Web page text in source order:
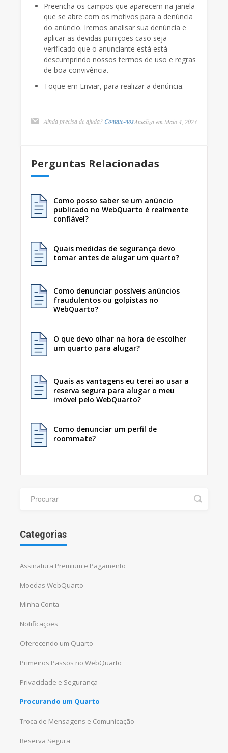
Preencha os campos que aparecem na janela
que se abre com os motivos para a denúncia
do anúncio. Iremos analisar sua denúncia e
aplicar as devidas punições caso seja
verificado que o anunciante está está
descumprindo nossos termos de uso e regras
de boa convivência.
Toque em Enviar, para realizar a denúncia.
Ainda precisa de ajuda? Contate-nosAtualiza em Maio 4, 2023
Perguntas Relacionadas
Como posso saber se um anúncio
publicado no WebQuarto é realmente
confiável?
Quais medidas de segurança devo
tomar antes de alugar um quarto?
Como denunciar possíveis anúncios
fraudulentos ou golpistas no
WebQuarto?
O que devo olhar na hora de escolher
um quarto para alugar?
Quais as vantagens eu terei ao usar a
reserva segura para alugar o meu
imóvel pelo WebQuarto?
Como denunciar um perfil de
roommate?
Categorias
Assinatura Premium e Pagamento
Moedas WebQuarto
Minha Conta
Notificações
Oferecendo um Quarto
Primeiros Passos no WebQuarto
Privacidade e Segurança
Procurando um Quarto
Troca de Mensagens e Comunicação
Reserva Segura